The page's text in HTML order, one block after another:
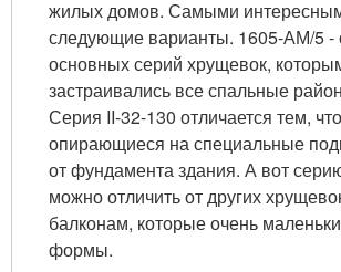
жилых домов. Самыми
следующие варианты. 1605-АМ/5 -
основных серий хрущевок,
застраивались все спальные
Серия II-32-130 отличается тем,
опирающиеся на специальные
от фундамента здания. А вот
можно отличить от других
балконам, которые очень
формы.